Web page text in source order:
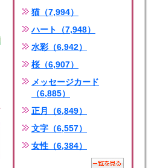
猫（7,994）
ハート（7,948）
水彩（6,942）
桜（6,907）
メッセージカード
（6,885）
正月（6,849）
文字（6,557）
女性（6,384）